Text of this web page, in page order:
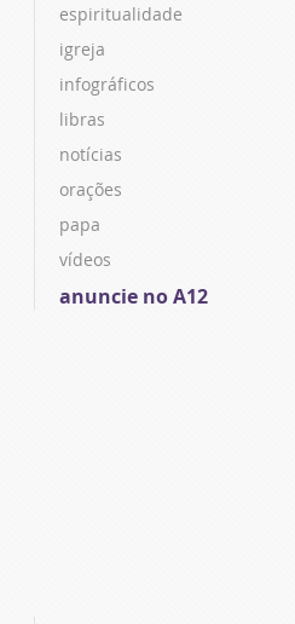
espiritualidade
igreja
infográficos
libras
notícias
orações
papa
vídeos
anuncie no A12